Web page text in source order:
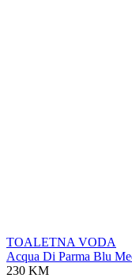
TOALETNA VODA
Acqua Di Parma Blu
230 KM